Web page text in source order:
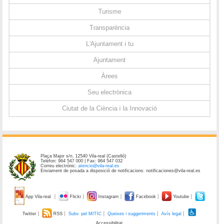
Turisme
Transparència
L'Ajuntament i tu
Ajuntament
Àrees
Seu electrònica
Ciutat de la Ciència i la Innovació
Plaça Major s/n. 12540 Vila-real (Castelló)
Telèfon: 964 547 000 | Fax: 964 547 032
Correu electrònic:atencio@vila-real.es
Enviament de posada a disposició de notificacions: notificaciones@vila-real.es
App Vila-real Flickr Instagram Facebook Youtube
Twitter RSS Subv. pel MITIC Queixes i suggeriments
Avís legal
Accessibilitat